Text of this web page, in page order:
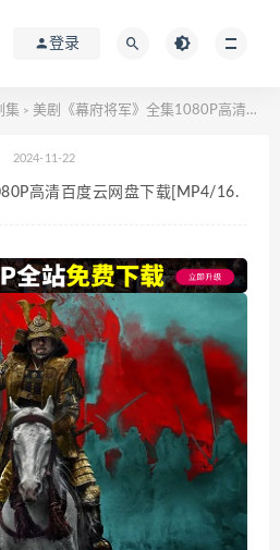
登录
集 > 美剧《幕府将军》全集1080P高清百度云网盘下载[MP4/16.86GB/1080P]
2024-11-22
高清百度云网盘下载[MP4/16.